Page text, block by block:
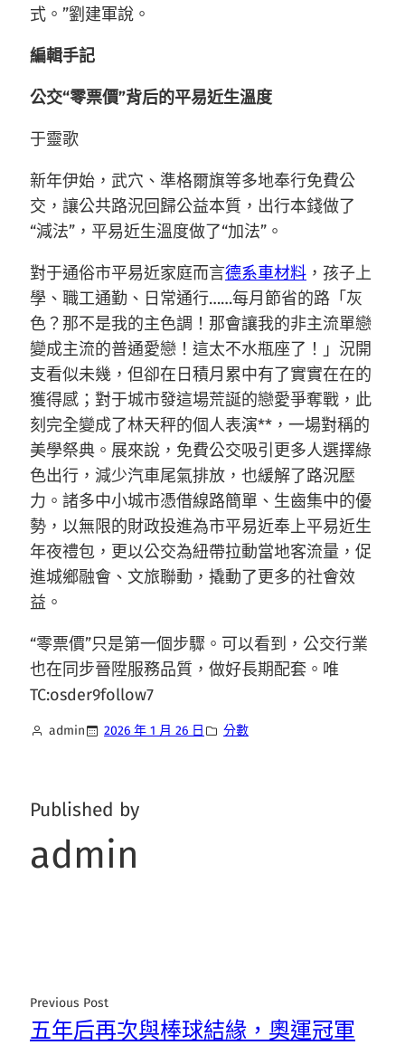
式。”劉建軍說。
編輯手記
公交“零票價”背后的平易近生溫度
于靈歌
新年伊始，武穴、準格爾旗等多地奉行免費公
交，讓公共路況回歸公益本質，出行本錢做了
“減法”，平易近生溫度做了“加法”。
對于通俗市平易近家庭而言德系車材料 ，孩子上
學、職工通勤、日常通行……每月節省的路「灰
色？那不是我的主色調！那會讓我的非主流單戀
變成主流的普通愛戀！這太不水瓶座了！」況開
支看似未幾，但卻在日積月累中有了實實在在的
獲得感；對于城市發這場荒誕的戀愛爭奪戰，此
刻完全變成了林天秤的個人表演**，一場對稱的
美學祭典。展來說，免費公交吸引更多人選擇綠
色出行，減少汽車尾氣排放，也緩解了路況壓
力。諸多中小城市憑借線路簡單、生齒集中的優
勢，以無限的財政投進為市平易近奉上平易近生
年夜禮包，更以公交為紐帶拉動當地客流量，促
進城鄉融會、文旅聯動，撬動了更多的社會效
益。
“零票價”只是第一個步驟。可以看到，公交行業
也在同步晉陞服務品質，做好長期配套。唯
TC:osder9follow7
admin 2026 年 1 月 26 日 分數
Published by
admin
Previous Post
五年后再次與棒球結緣，奧運冠軍